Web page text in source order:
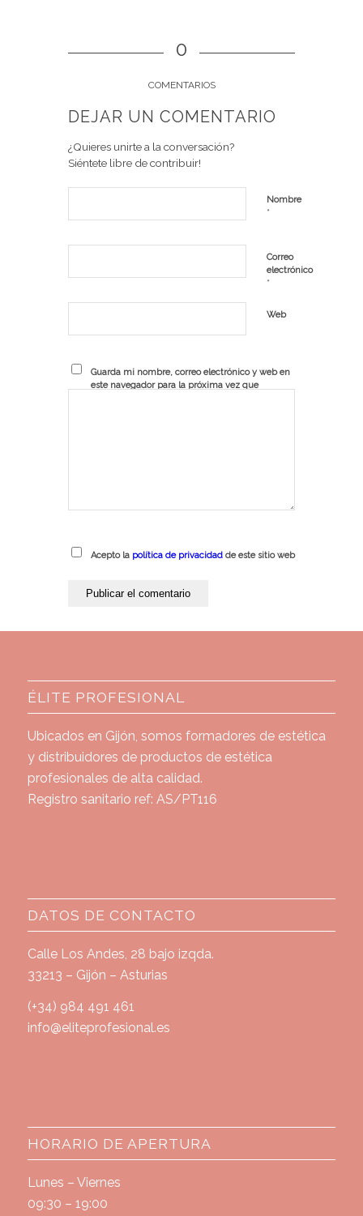
0
COMENTARIOS
DEJAR UN COMENTARIO
¿Quieres unirte a la conversación?
Siéntete libre de contribuir!
Nombre
*
Correo
electrónico
*
Web
Guarda mi nombre, correo electrónico y web en
este navegador para la próxima vez que
Acepto la política de privacidadde este sitio web
ÉLITE PROFESIONAL
Ubicados en Gijón, somos formadores de estética
y distribuidores de productos de estética
profesionales de alta calidad.
Registro sanitario ref: AS/PT116
DATOS DE CONTACTO
Calle Los Andes, 28 bajo izqda.
33213 – Gijón – Asturias
(+34) 984 491 461
info@eliteprofesional.es
HORARIO DE APERTURA
Lunes – Viernes
09:30 – 19:00